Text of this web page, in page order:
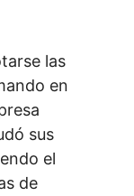
las
en
sus
el
de